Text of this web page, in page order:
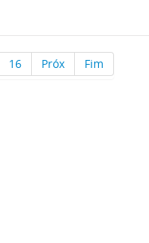
16 Próx Fim